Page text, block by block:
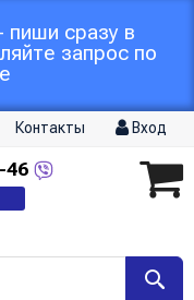
сразу в
запрос по
Контакты Вход
46